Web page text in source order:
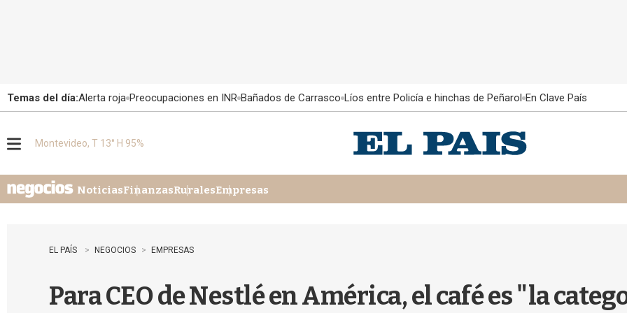
Temas del día:Alerta roja Preocupaciones en INR Bañados de Carrasco Líos entre Policía e hinchas de Peñarol En Clave País
u
Montevideo, T 13° H 95%
NoticiasFinanzasRuralesEmpresas
EL PAÍS NEGOCIOS EMPRESAS
Para CEO de Nestlé en América, el café es "la